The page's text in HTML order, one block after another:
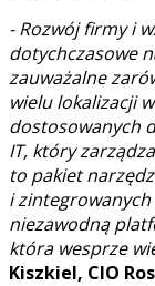
- Rozwój firmy i
dotychczasowe
zauważalne
wielu lokalizacji
dostosowanych
IT, który
to pakiet
i zintegrowanych
niezawodną
która wesprze
Kiszkiel, CIO